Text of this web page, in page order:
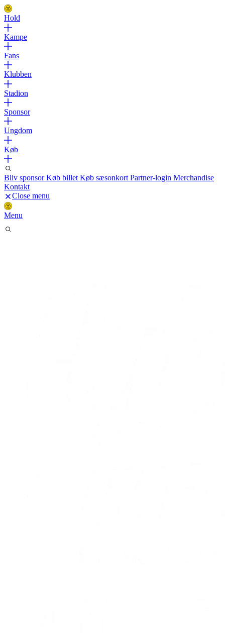
Hold
Kampe
Fans
Klubben
Stadion
Sponsor
Ungdom
Køb
Bliv sponsorKøb billet Køb sæsonkort Partner-login Merchandise
Kontakt
Close menu
Menu